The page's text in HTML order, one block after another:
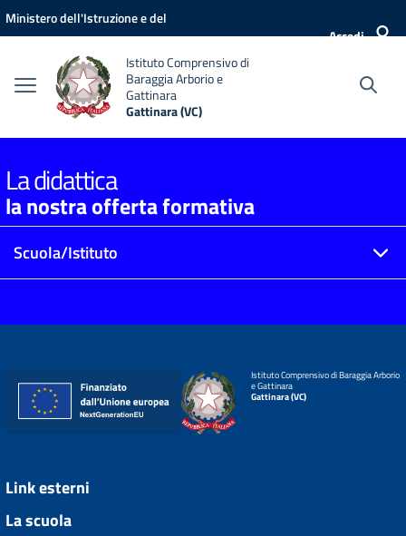
Vai ai contenuti
Vai al menu di navigazione
Vai al footer
Ministero dell'Istruzione e del
Accedi
Istituto Comprensivo di
Baraggia Arborio e
Gattinara
Gattinara (VC)
La didattica
la nostra offerta formativa
Scuola/Istituto
Istituto Comprensivo di Baraggia Arborio
e Gattinara
Gattinara (VC)
Link esterni
La scuola